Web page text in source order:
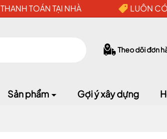
THANH TOÁN TẠI NHÀ LUÔN
Theo dõi đơn
Sản phẩm Gợi ý xây dựng